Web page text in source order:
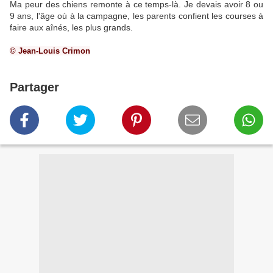
Ma peur des chiens remonte à ce temps-là. Je devais avoir 8 ou
9 ans, l'âge où à la campagne, les parents confient les courses à
faire aux aînés, les plus grands.
© Jean-Louis Crimon
Partager